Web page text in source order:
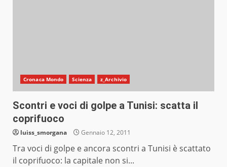
Cronaca Mondo Scienza z_Archivio
Scontri e voci di golpe a Tunisi: scatta il
coprifuoco
luiss_smorgana Gennaio 12, 2011
Tra voci di golpe e ancora scontri a Tunisi è scattato
il coprifuoco: la capitale non si...